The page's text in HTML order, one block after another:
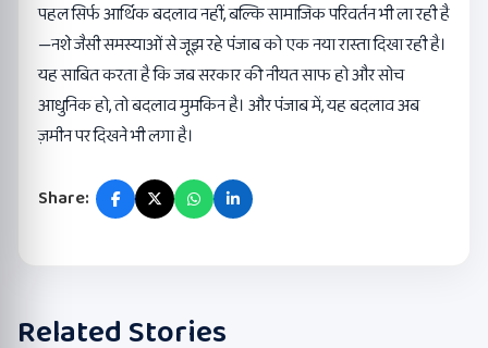
पहल सिर्फ आर्थिक बदलाव नहीं, बल्कि सामाजिक परिवर्तन भी ला रही है
—नशे जैसी समस्याओं से जूझ रहे पंजाब को एक नया रास्ता दिखा रही है।
यह साबित करता है कि जब सरकार की नीयत साफ हो और सोच
आधुनिक हो, तो बदलाव मुमकिन है। और पंजाब में, यह बदलाव अब
ज़मीन पर दिखने भी लगा है।
Share:
Related Stories